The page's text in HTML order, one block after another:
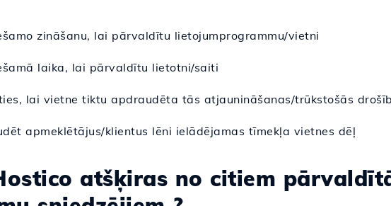
zināšanu, lai pārvaldītu lietojumprogrammu/vietni
laika, lai pārvaldītu lietotni/saiti
lai vietne tiktu apdraudēta tās atjaunināšanas/trūkstošās
apmeklētājus/klientus lēni ielādējamas tīmekļa vietnes dēļ
atšķiras no citiem